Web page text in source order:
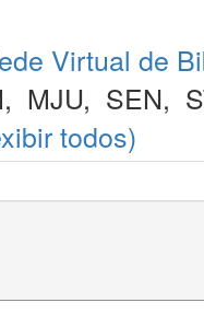
Virtual de
, MJU, SEN,
todos)